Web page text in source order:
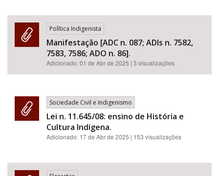
Política Indigenista
Manifestação [ADC n. 087; ADIs n. 7582,
7583, 7586; ADO n. 86].
Adicionado:01 de Abr de 2025 | 3 visualizações
Sociedade Civil e Indigenismo
Lei n. 11.645/08: ensino de História e
Cultura Indígena.
Adicionado: 17 de Abr de 2025 | 153 visualizações